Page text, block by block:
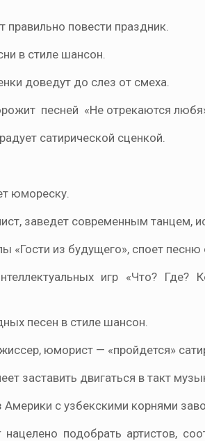
повести праздник.
в стиле шансон.
доведут до слез от смеха.
песней «Не отрекаются
сатирической сценкой.
юмореску.
заведет современным танцем,
«Гости из будущего», споет
игр «Что?
песен в стиле шансон.
юморист — «пройдется»
заставить двигаться в такт
с узбекскими корнями
нацелено подобрать артистов,